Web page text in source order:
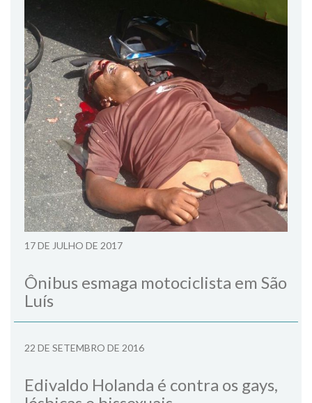
17 DE JULHO DE 2017
Ônibus esmaga motociclista em São
Luís
22 DE SETEMBRO DE 2016
Edivaldo Holanda é contra os gays,